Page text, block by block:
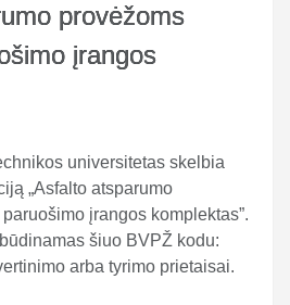
provėžoms
įrangos
universitetas skelbia
„Asfalto atsparumo
įrangos komplektas”.
šiuo BVPŽ kodu:
arba tyrimo prietaisai.